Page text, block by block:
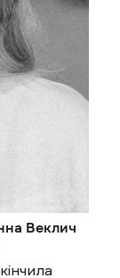
Веклич